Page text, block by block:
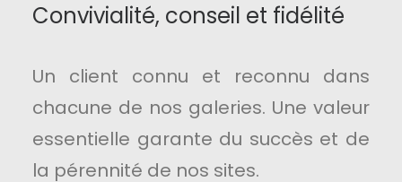
Convivialité, conseil et fidélité
Un client connu et reconnu dans
chacune de nos galeries. Une valeur
essentielle garante du succès et de
la pérennité de nos sites.